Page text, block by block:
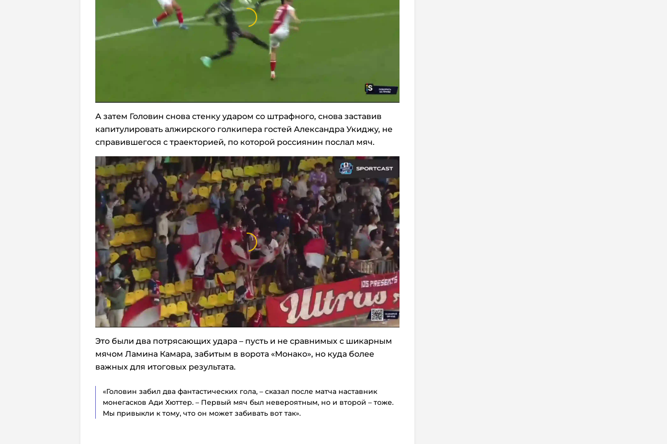
А затем Головин снова стенку ударом со штрафного, снова заставив
капитулировать алжирского голкипера гостей Александра Укиджу, не
справившегося с траекторией, по которой россиянин послал мяч.
Это были два потрясающих удара – пусть и не сравнимых с шикарным
мячом Ламина Камара, забитым в ворота «Монако», но куда более
важных для итоговых результата.
«Головин забил два фантастических гола, – сказал после матча наставник
монегасков Ади Хюттер. – Первый мяч был невероятным, но и второй – тоже.
Мы привыкли к тому, что он может забивать вот так».